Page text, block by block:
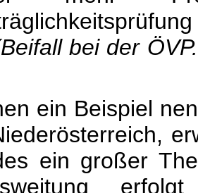
bei der
ein Beispiel
ein großer